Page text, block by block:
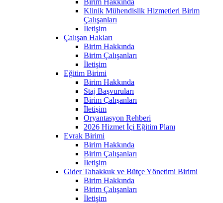
Klinik Mühendislik Hizmetleri Birim
Çalışanları
İletişim
Çalışan Hakları
Birim Hakkında
Birim Çalışanları
İletişim
Eğitim Birimi
Birim Hakkında
Staj Başvuruları
Birim Çalışanları
İletişim
Oryantasyon Rehberi
2026 Hizmet İçi Eğitim Planı
Evrak Birimi
Birim Hakkında
Birim Çalışanları
İletişim
Gider Tahakkuk ve Bütçe Yönetimi Birimi
Birim Hakkında
Birim Çalışanları
İletişim